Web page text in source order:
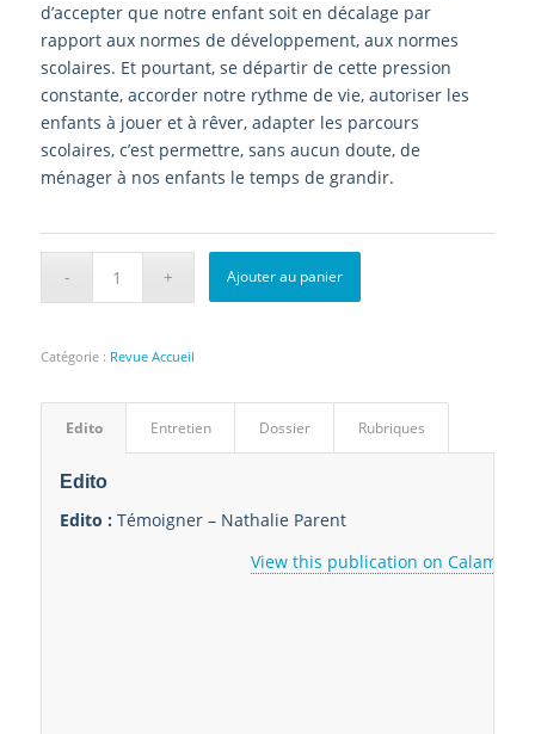
d’accepter que notre enfant soit en décalage par
rapport aux normes de développement, aux normes
scolaires. Et pourtant, se départir de cette pression
constante, accorder notre rythme de vie, autoriser les
enfants à jouer et à rêver, adapter les parcours
scolaires, c’est permettre, sans aucun doute, de
ménager à nos enfants le temps de grandir.
Ajouter au panier
Catégorie : Revue Accueil
Edito Entretien Dossier Rubriques
Edito
Edito : Témoigner – Nathalie Parent
View this publication on Calaméo